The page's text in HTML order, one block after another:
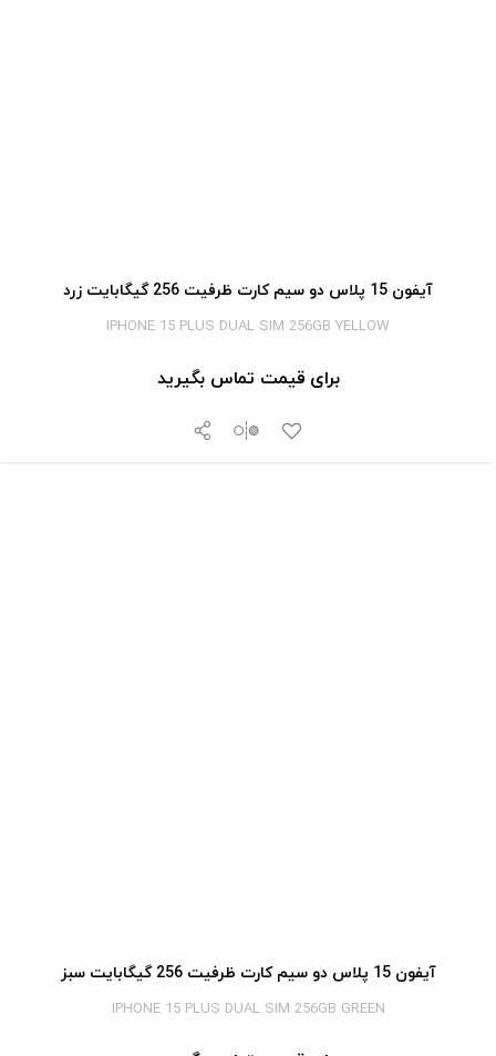
آیفون 15 پلاس دو سیم کارت ظرفیت 256 گیگابایت زرد
IPHONE 15 PLUS DUAL SIM 256GB YELLOW
برای قیمت تماس بگیرید
آیفون 15 پلاس دو سیم کارت ظرفیت 256 گیگابایت سبز
IPHONE 15 PLUS DUAL SIM 256GB GREEN